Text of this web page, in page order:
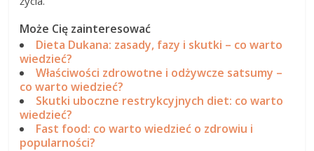
Może Cię zainteresować
Dieta Dukana: zasady, fazy i skutki – co warto
wiedzieć?
Właściwości zdrowotne i odżywcze satsumy –
co warto wiedzieć?
Skutki uboczne restrykcyjnych diet: co warto
wiedzieć?
Fast food: co warto wiedzieć o zdrowiu i
popularności?